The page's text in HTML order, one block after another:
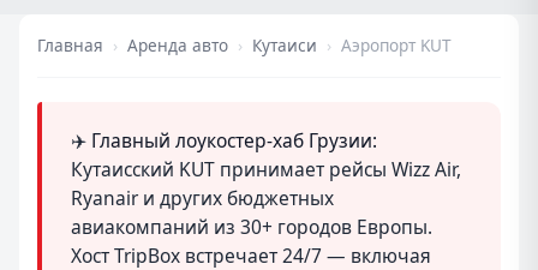
Главная › Аренда авто › Кутаиси › Аэропорт KUT
✈️ Главный лоукостер-хаб Грузии:
Кутаисский KUT принимает рейсы Wizz Air,
Ryanair и других бюджетных
авиакомпаний из 30+ городов Европы.
Хост TripBox встречает 24/7 — включая